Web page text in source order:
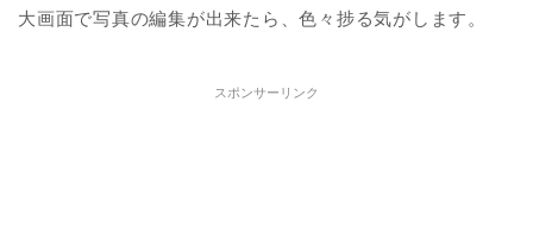
大画面で写真の編集が出来たら、色々捗る気がします。
スポンサーリンク